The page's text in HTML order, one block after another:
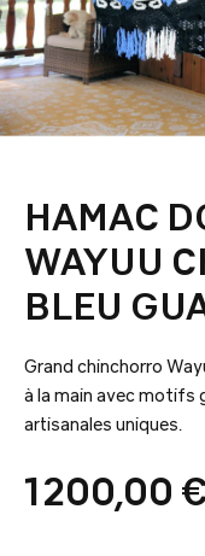
HAMAC
WAYUU
BLEU
Grand chinchorro
à la main avec motifs
artisanales uniques.
1 200,00